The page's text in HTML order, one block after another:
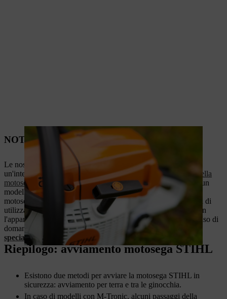
NOTA
Le nostre guide devono essere considerate solo come
un'integrazione delle istruzioni contenute nel
manuale d'uso della
motosega STIHL
. I video esemplificativi si riferiscono solo a un
modello specifico di motosega. Di conseguenza, altri tipi di
motoseghe possono avere dei comandi diversi. Pertanto, prima di
utilizzare la motosega, è necessario acquisire dimestichezza con
l'apparecchio, consultare attentamente il manuale d'uso e, in caso di
domande, rivolgersi direttamente al propriorivenditore
specializzato
di fiducia.
Riepilogo: avviamento motosega STIHL
Esistono due metodi per avviare la motosega STIHL in
sicurezza: avviamento per terra e tra le ginocchia.
In caso di modelli con M-Tronic, alcuni passaggi della